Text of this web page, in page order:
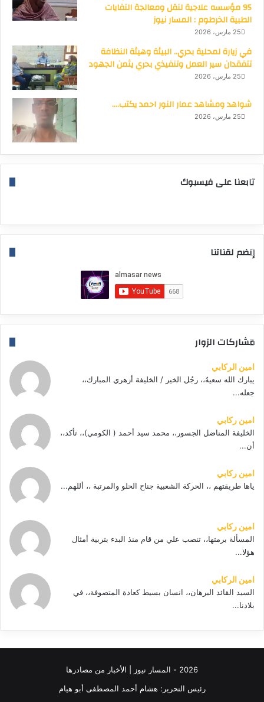
95 مؤسسه علاجية لنقل ومعالجة النفايات
الطبية الخرطوم : المسار نيوز
25 مارس، 2026
في زيارة لمحلية بحري.. البيئة وهيئة النظافة
تتفقدان سير العمل وتنفيذي بحري يثمن الجهود
25 مارس، 2026
شواهد ومشاهد عمار النور احمد يكتب….
25 مارس، 2026
تابعنا على فيسبوك
إنضم لقناتنا
مشاركات الزوار
امين الركابي
يبارك الله سعيهُ،، رجُل الخير / الخليفة أزهري المبارك،،
جعله...
امين ركابي
الخليفة المناضل الجسور،، محمد سيد أحمد ( الكومي)،، تأكد،،
أن...
امين ركابي
ياها طريقتهم ،، الحركة الشعبية جناح الحلو والمرتبة ،، أللهم...
امين ركابي
المسألة برمتها،، تنصب علي من قام منذ البدء بتربية أمثال
هؤلا...
امين الركابي
السيد القائد البرهان،، انسان بسيط كعادة المتصوفة،، في
بلادنا...
2026 - المسار نيوز | الأخبار من مصادرها
رئيس التحرير: هشام أحمد المصطفى أبو هيام